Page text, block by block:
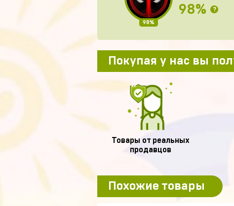
98%
98% ?
Покупая у нас вы
Товары от реальных
продавцов
Похожие товары